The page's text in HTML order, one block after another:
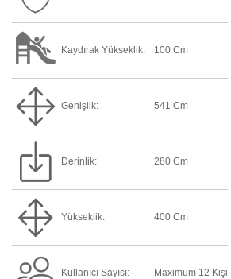
Kaydırak Yükseklik: 100 Cm
Genişlik: 541 Cm
Derinlik: 280 Cm
Yükseklik: 400 Cm
Kullanıcı Sayısı: Maximum 12 Kişi